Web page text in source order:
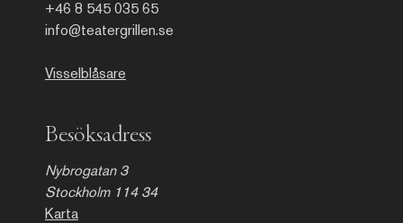
+46 8 545 035 65
info@teatergrillen.se
Visselblåsare
Besöksadress
Nybrogatan 3
Stockholm 114 34
Karta